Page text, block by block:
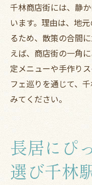
千林商店街には、静
います。理由は、地
るため、散策の合間
えば、商店街の一角
定メニューや手作り
フェ巡りを通じて、
みてください。
長居にぴ
選び千林